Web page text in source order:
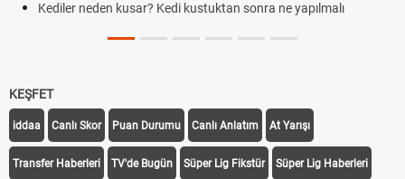
Kediler neden kusar? Kedi kustuktan sonra ne yapılmalı
KEŞFET
iddaa Canlı Skor Puan Durumu Canlı Anlatım At Yarışı
Transfer Haberleri TV'de Bugün Süper Lig Fikstür Süper Lig Haberleri